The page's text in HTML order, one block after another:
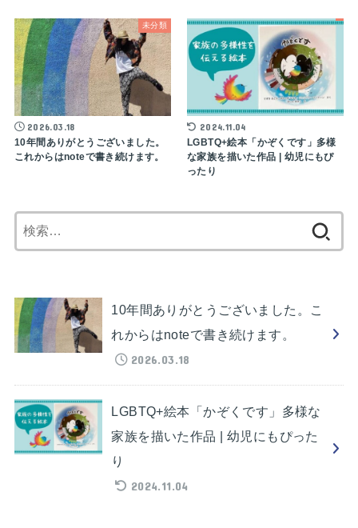
未分類
2026.03.18
10年間ありがとうございました。
これからはnoteで書き続けます。
2024.11.04
LGBTQ+絵本「かぞくです」多様
な家族を描いた作品 | 幼児にもぴ
ったり
索:
10年間ありがとうございました。こ
れからはnoteで書き続けます。
2026.03.18
LGBTQ+絵本「かぞくです」多様な
家族を描いた作品 | 幼児にもぴった
り
2024.11.04